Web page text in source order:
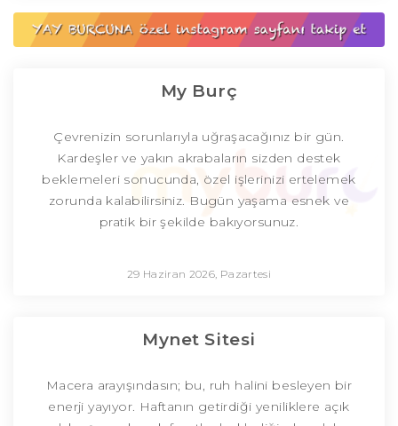
My Burç
Çevrenizin sorunlarıyla uğraşacağınız bir gün.
Kardeşler ve yakın akrabaların sizden destek
beklemeleri sonucunda, özel işlerinizi ertelemek
zorunda kalabilirsiniz. Bugün yaşama esnek ve
pratik bir şekilde bakıyorsunuz.
29 Haziran 2026, Pazartesi
Mynet Sitesi
Macera arayışındasın; bu, ruh halini besleyen bir
enerji yayıyor. Haftanın getirdiği yeniliklere açık